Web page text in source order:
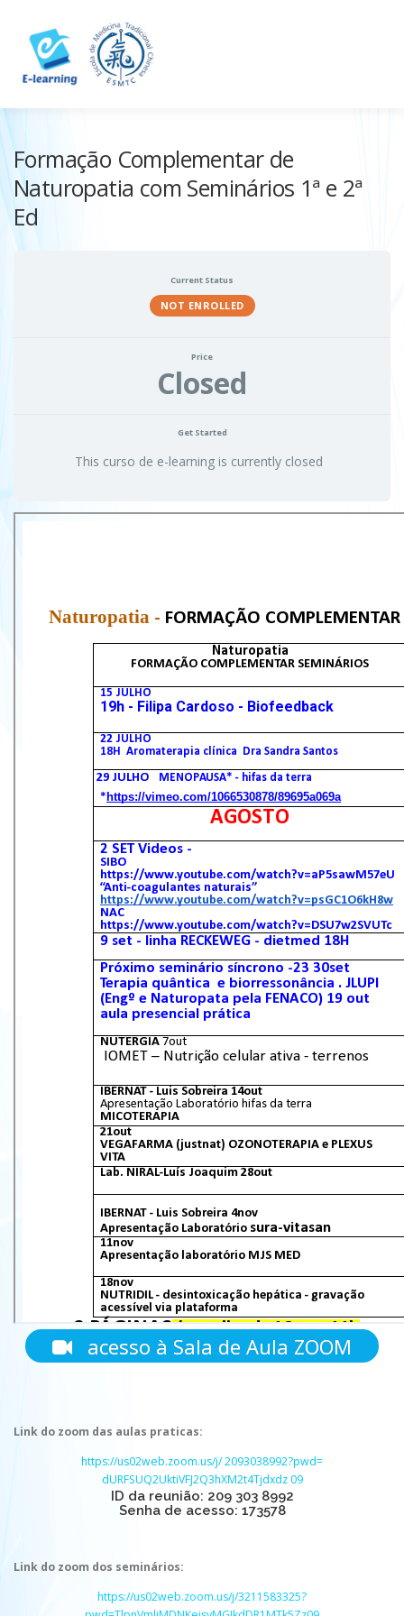
content
Formação Complementar de
Naturopatia com Seminários 1ª e 2ª
Ed
Current Status
NOT ENROLLED
Price
Closed
Get Started
This curso de e-learning is currently closed
acesso à Sala de Aula ZOOM
Link do zoom das aulas praticas:
https://us02web.zoom.us/j/2093038992?pwd=
dURFSUQ2UktiVFJ2Q3hXM2t4Tjdxdz09
ID da reunião: 209 303 8992
Senha de acesso: 173578
Link do zoom dos seminários:
https://us02web.zoom.us/j/3211583325?